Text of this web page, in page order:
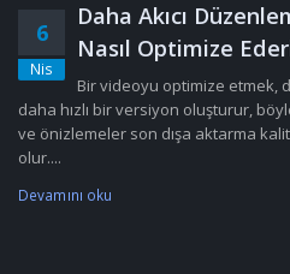
6
Nis
Daha Akıcı
Nasıl Optimize
Bir videoyu optimize etmek,
daha hızlı bir versiyon oluşturur,
ve önizlemeler son dışa aktarma
olur....
Devamını oku